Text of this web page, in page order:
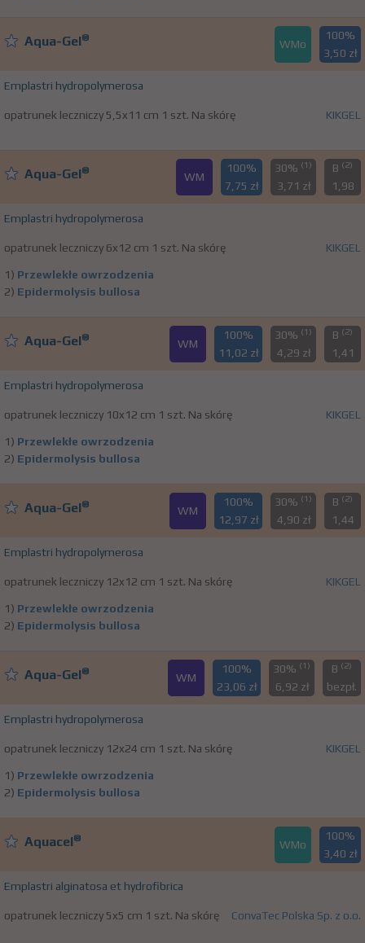
Aqua-Gel® WMo
100%
3,50 zł
Emplastri hydropolymerosa
opatrunek leczniczy 5,5x11 cm 1 szt. Na skórę KIKGEL
Aqua-Gel® WM
100%
7,75 zł
30% (1)
3,71 zł
B (2)
1,98
Emplastri hydropolymerosa
opatrunek leczniczy 6x12 cm 1 szt. Na skórę KIKGEL
1) Przewlekłe owrzodzenia
2) Epidermolysis bullosa
Aqua-Gel® WM
100%
11,02 zł
30% (1)
4,29 zł
B (2)
1,41
Emplastri hydropolymerosa
opatrunek leczniczy 10x12 cm 1 szt. Na skórę KIKGEL
1) Przewlekłe owrzodzenia
2) Epidermolysis bullosa
Aqua-Gel® WM
100%
12,97 zł
30% (1)
4,90 zł
B (2)
1,44
Emplastri hydropolymerosa
opatrunek leczniczy 12x12 cm 1 szt. Na skórę KIKGEL
1) Przewlekłe owrzodzenia
2) Epidermolysis bullosa
Aqua-Gel® WM
100%
23,06 zł
30% (1)
6,92 zł
B (2)
bezpł.
Emplastri hydropolymerosa
opatrunek leczniczy 12x24 cm 1 szt. Na skórę KIKGEL
1) Przewlekłe owrzodzenia
2) Epidermolysis bullosa
Aquacel® WMo
100%
3,40 zł
Emplastri alginatosa et hydrofibrica
opatrunek leczniczy 5x5 cm 1 szt. Na skórę ConvaTec Polska Sp. z o.o.